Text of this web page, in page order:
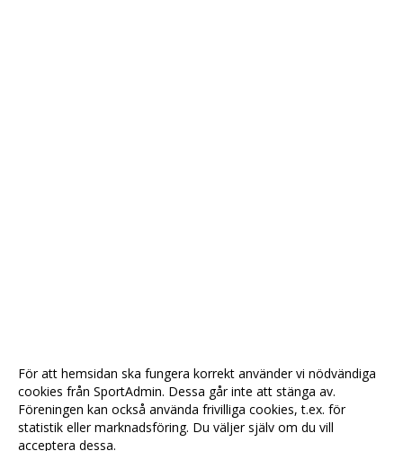
För att hemsidan ska fungera korrekt använder vi nödvändiga
cookies från SportAdmin. Dessa går inte att stänga av.
Föreningen kan också använda frivilliga cookies, t.ex. för
statistik eller marknadsföring. Du väljer själv om du vill
acceptera dessa.